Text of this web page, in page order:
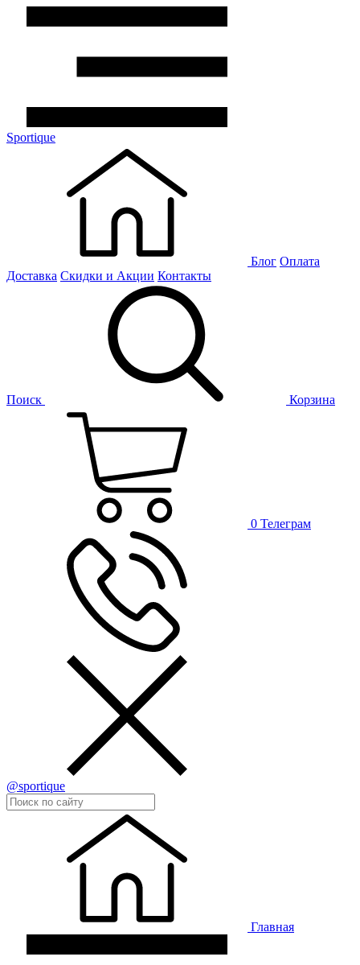
Sportique
Блог Оплата
Доставка Скидки и Акции Контакты
Поиск Корзина
0 Телеграм
@sportique
Главная